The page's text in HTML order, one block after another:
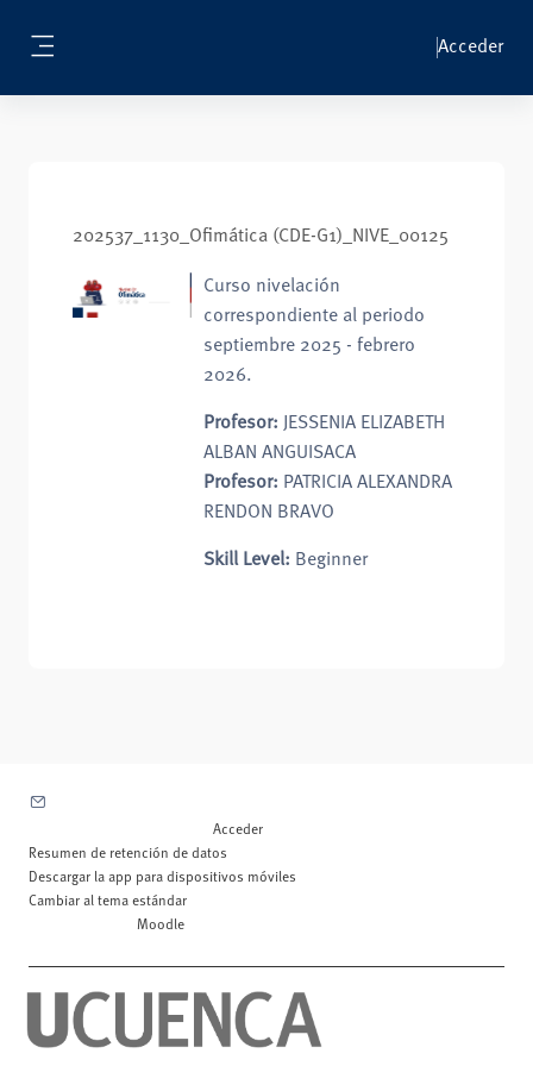
Acceder
202537_1130_Ofimática (CDE-G1)_NIVE_00125
Curso nivelación
correspondiente al periodo
septiembre 2025 - febrero
2026.
Profesor:
JESSENIA ELIZABETH
ALBAN ANGUISACA
Profesor: PATRICIA ALEXANDRA
RENDON BRAVO
Skill Level: Beginner
Acceder
Resumen de retención de datos
Descargar la app para dispositivos móviles
Cambiar al tema estándar
Moodle